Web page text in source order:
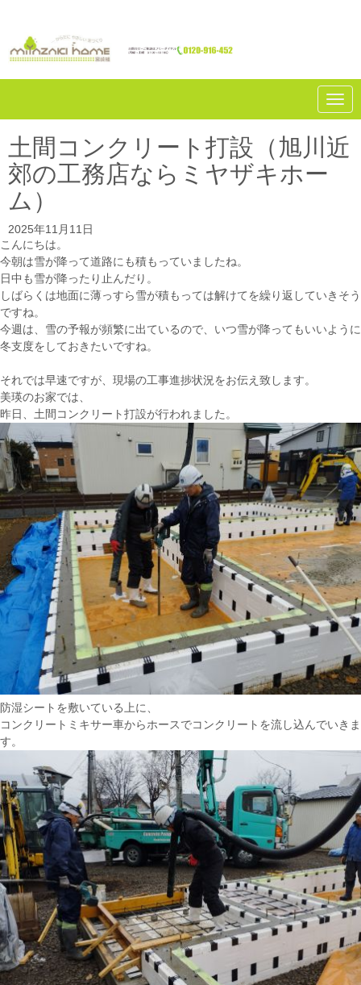
N
a
i
g
土間コンクリート打設（旭川近
郊の工務店ならミヤザキホー
ム）
2025年11月11日
こんにちは。
今朝は雪が降って道路にも積もっていましたね。
日中も雪が降ったり止んだり。
しばらくは地面に薄っすら雪が積もっては解けてを繰り返していきそう
ですね。
今週は、雪の予報が頻繁に出ているので、いつ雪が降ってもいいように
冬支度をしておきたいですね。
それでは早速ですが、現場の工事進捗状況をお伝え致します。
美瑛のお家では、
昨日、土間コンクリート打設が行われました。
防湿シートを敷いている上に、
コンクリートミキサー車からホースでコンクリートを流し込んでいきま
す。